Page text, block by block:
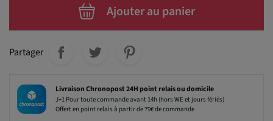
Ajouter au panier
Partager
Livraison Chronopost 24H point relais ou domicile
J+1 Pour toute commande avant 14h (hors WE et jours fériés)
Offert en point relais à partir de 79€ de commande